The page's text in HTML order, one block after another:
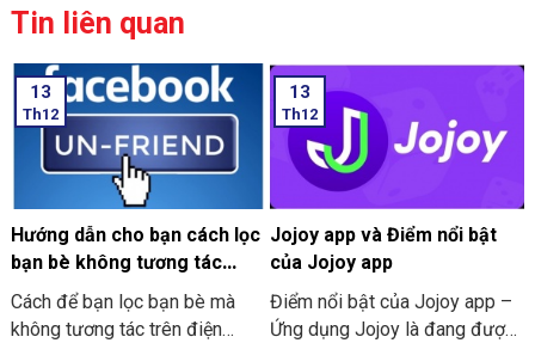
Tin liên quan
13
Th12
Hướng dẫn cho bạn cách lọc
bạn bè không tương tác
trên Facebook nhanh nhất
2024
Cách để bạn lọc bạn bè mà
không tương tác trên điện
13
Th12
Jojoy app và Điểm nổi bật
của Jojoy app
Điểm nổi bật của Jojoy app –
Ứng dụng Jojoy là đang được